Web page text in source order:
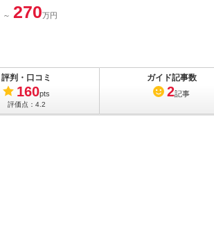
2.1万円 ～ 60.8万円
～ 270万円
評判・口コミ
160pts
評価点： 4.2
ガイド記事数
2記事